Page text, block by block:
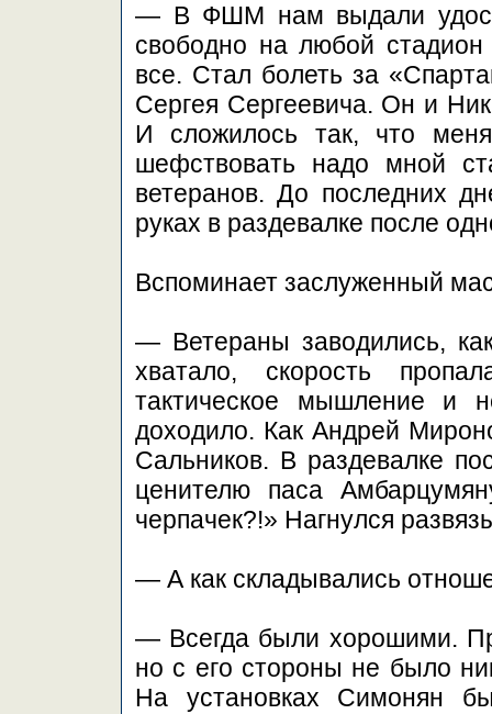
— В ФШМ нам выдали
свободно на любой
все. Стал болеть за
Сергея Сергеевича. Он и
И сложилось так, что
шефствовать надо мной
ветеранов. До последних
руках в раздевалке после
Вспоминает заслуженный
— Ветераны заводились,
хватало, скорость
тактическое мышление и
доходило. Как Андрей
Сальников. В раздевалке
ценителю паса
черпачек?!» Нагнулся
— А как складывались
— Всегда были хорошими.
но с его стороны не было
На установках Симонян